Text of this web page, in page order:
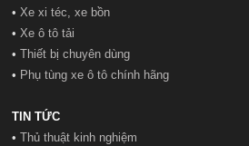
•Xe xi téc, xe bồn
•Xe ô tô tải
•Thiết bị chuyên dùng
• Phụ tùng xe ô tô chính hãng
TIN TỨC
•Thủ thuật kinh nghiệm